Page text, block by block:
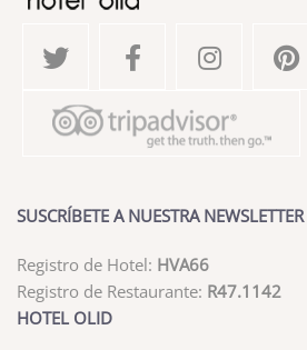
SUSCRÍBETE A NUESTRA NEWSLETTER
Registro de Hotel: HVA66
Registro de Restaurante: R47.1142
HOTEL OLID